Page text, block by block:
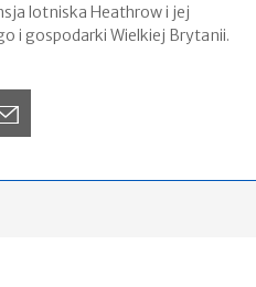
lotniska Heathrow i jej
i gospodarki Wielkiej Brytanii.